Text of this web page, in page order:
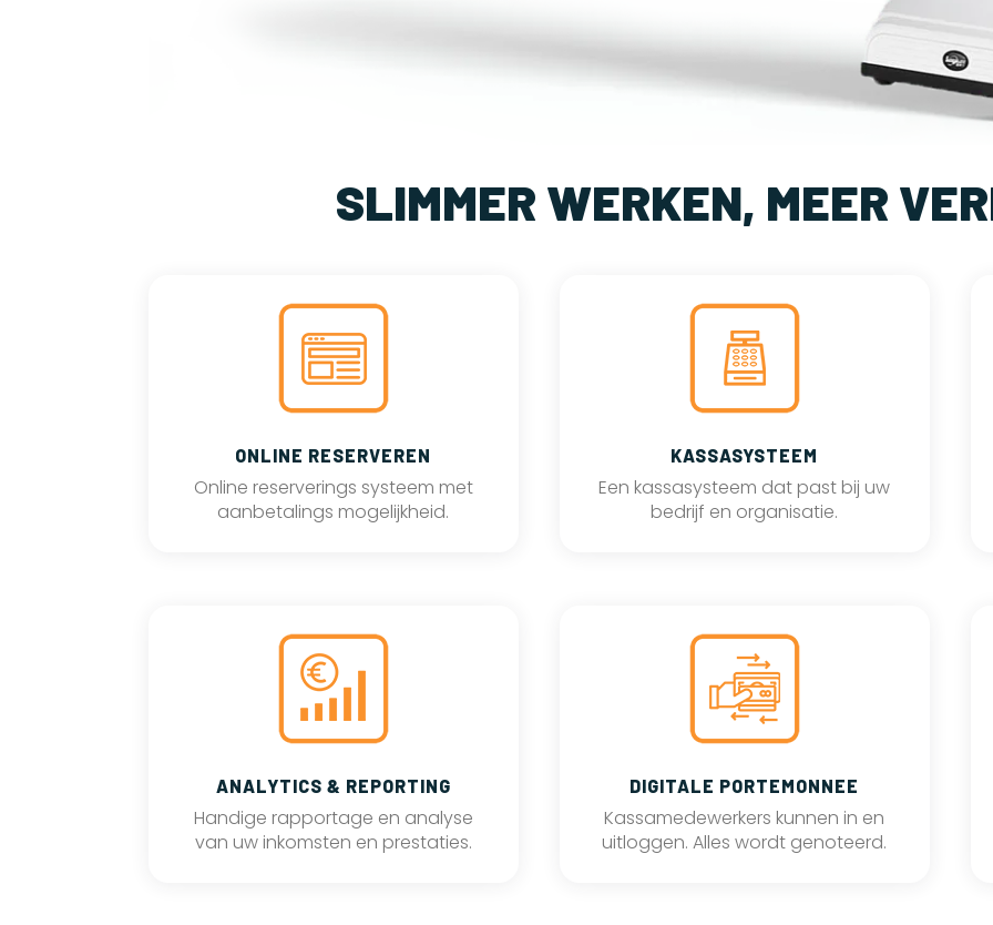
SLIMMER WERKEN, MEER
ONLINE RESERVEREN
Online reserverings systeem met
aanbetalings mogelijkheid.
KASSASYSTEEM
Een kassasysteem dat past bij uw
bedrijf en organisatie.
ANALYTICS & REPORTING
Handige rapportage en analyse
van uw inkomsten en prestaties.
DIGITALE PORTEMONNEE
Kassamedewerkers kunnen in en
uitloggen. Alles wordt genoteerd.